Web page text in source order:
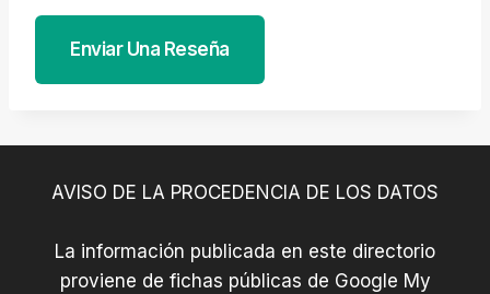
Enviar Una Reseña
AVISO DE LA PROCEDENCIA DE LOS DATOS
La información publicada en este directorio
proviene de fichas públicas de Google My